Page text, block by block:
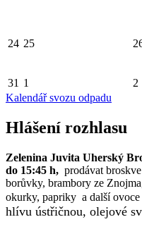
24 25
31 1 2
Kalendář svozu odpadu
Hlášení rozhlasu
Zelenina Juvita Uherský
do 15:45 h, prodávat
borůvky, brambory ze
okurky, papriky a další ovoce
hlívu ústřičnou, olejové